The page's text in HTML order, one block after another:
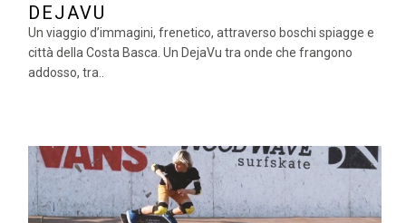
DEJAVU
Un viaggio d’immagini, frenetico, attraverso boschi spiagge e
città della Costa Basca. Un DejaVu tra onde che frangono
addosso, tra..